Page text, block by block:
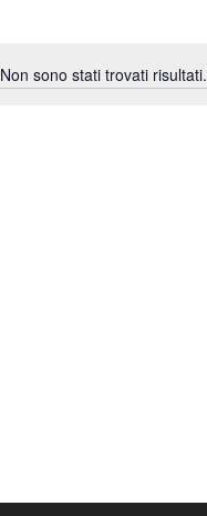
Notice
Non sono stati trovati risultati.